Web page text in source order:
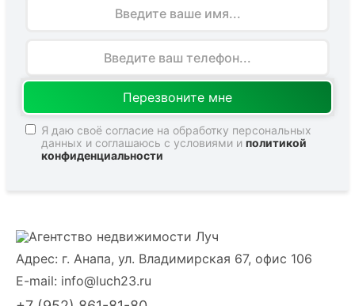
Я даю своё согласие на обработку персональных
данных и соглашаюсь с условиями и политикой
конфиденциальности
Адрес: г. Анапа, ул. Владимирская 67, офис 106
E-mail: info@luch23.ru